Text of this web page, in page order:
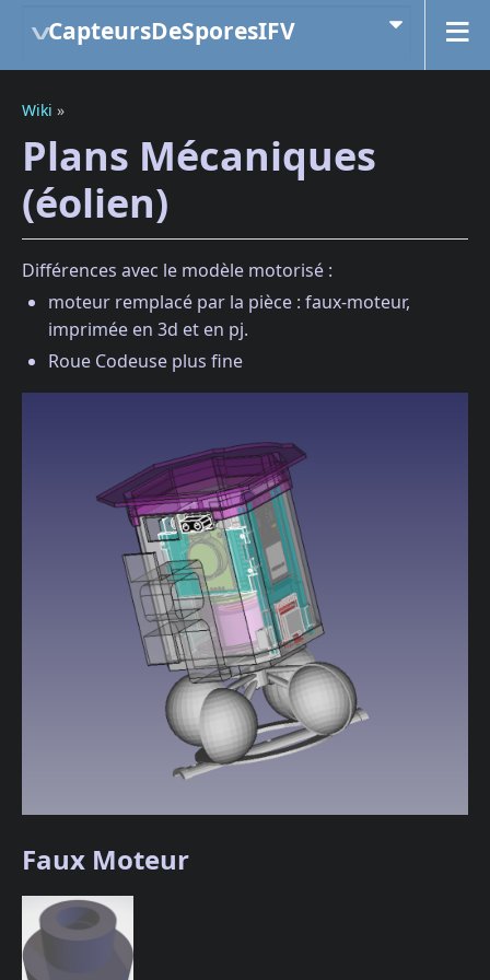
CapteursDeSporesIFV
Wiki »
Plans Mécaniques
(éolien)
Différences avec le modèle motorisé :
moteur remplacé par la pièce : faux-moteur,
imprimée en 3d et en pj.
Roue Codeuse plus fine
Faux Moteur